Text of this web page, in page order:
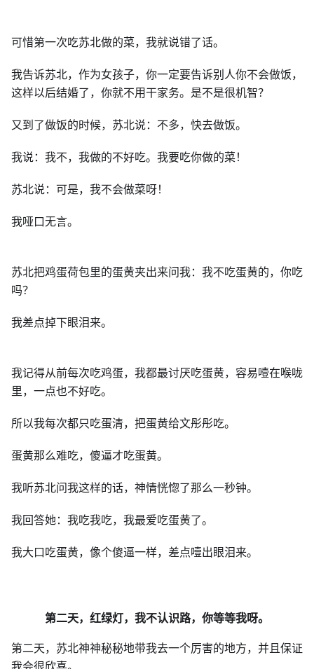
可惜第一次吃苏北做的菜，我就说错了话。
我告诉苏北，作为女孩子，你一定要告诉别人你不会做饭，
这样以后结婚了，你就不用干家务。是不是很机智？
又到了做饭的时候，苏北说：不多，快去做饭。
我说：我不，我做的不好吃。我要吃你做的菜！
苏北说：可是，我不会做菜呀！
我哑口无言。
苏北把鸡蛋荷包里的蛋黄夹出来问我：我不吃蛋黄的，你吃
吗？
我差点掉下眼泪来。
我记得从前每次吃鸡蛋，我都最讨厌吃蛋黄，容易噎在喉咙
里，一点也不好吃。
所以我每次都只吃蛋清，把蛋黄给文彤彤吃。
蛋黄那么难吃，傻逼才吃蛋黄。
我听苏北问我这样的话，神情恍惚了那么一秒钟。
我回答她：我吃我吃，我最爱吃蛋黄了。
我大口吃蛋黄，像个傻逼一样，差点噎出眼泪来。
第二天，红绿灯，我不认识路，你等等我呀。
第二天，苏北神神秘秘地带我去一个厉害的地方，并且保证